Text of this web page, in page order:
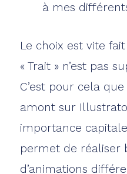
à mes
Le choix est vite
« Trait » n’est pas
C’est pour cela
amont sur
importance
permet de réaliser
d’animations